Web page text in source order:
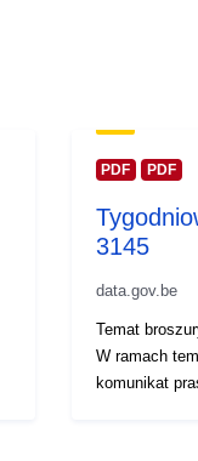
PDF PDF
3145
data.gov.be
Temat
W ramach
komunikat